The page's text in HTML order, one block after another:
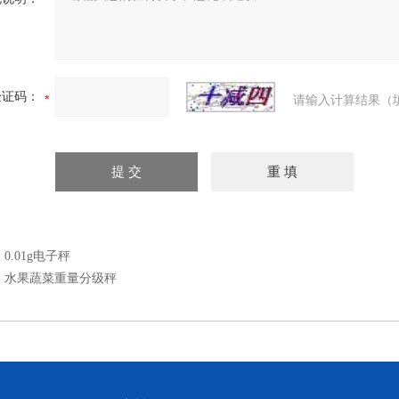
码： 请输入计算结果（
0.01g电子秤
水果蔬菜重量分级秤